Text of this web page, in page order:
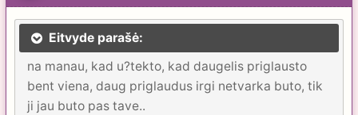
Eitvyde parašė:
na manau, kad u?tekto, kad daugelis priglausto
bent viena, daug priglaudus irgi netvarka buto, tik
ji jau buto pas tave..